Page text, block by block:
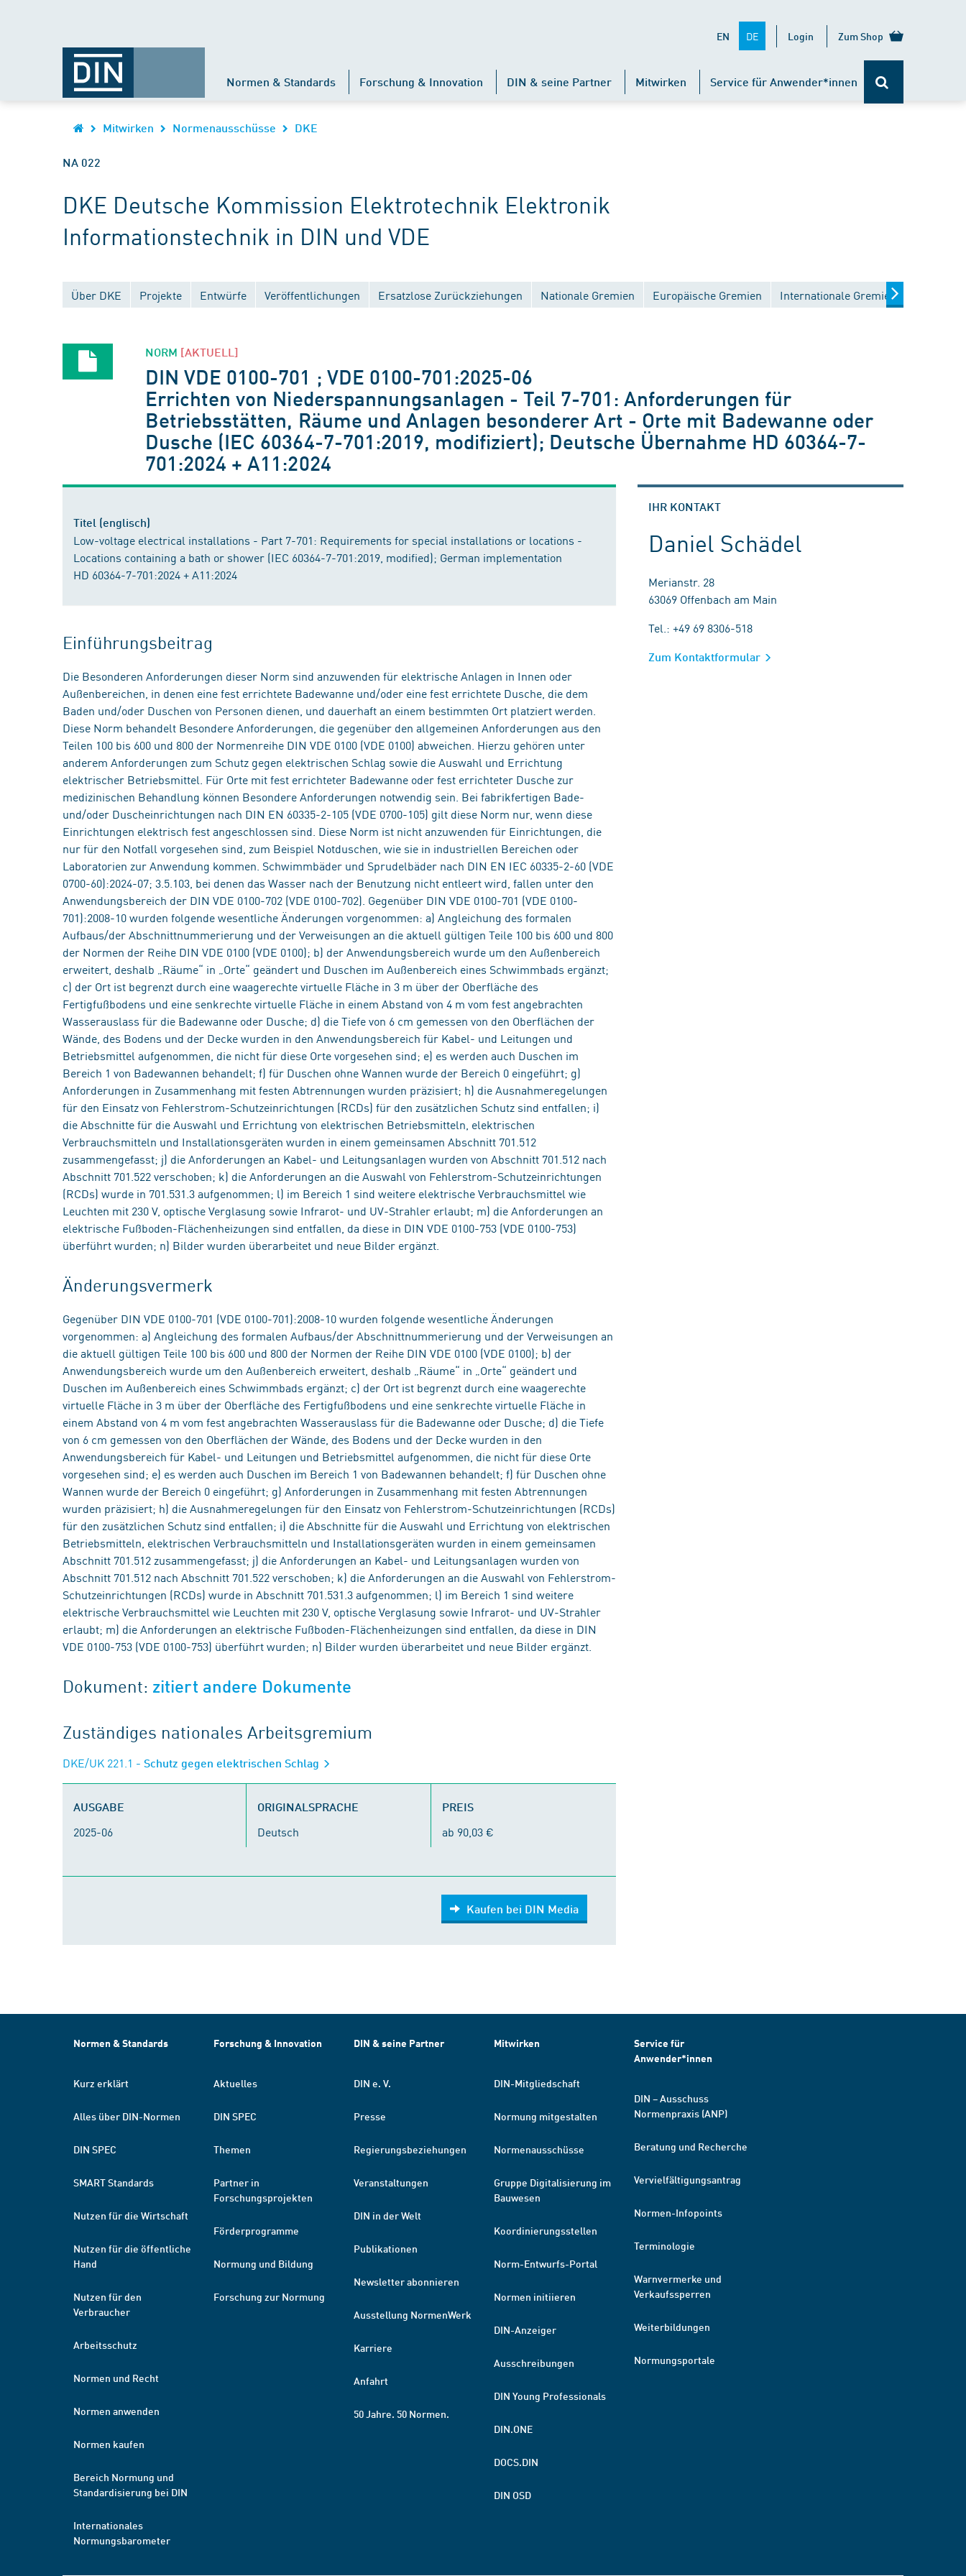
EN DE Login Zum Shop
Normen & Standards Forschung & Innovation DIN & seine Partner Mitwirken Service für Anwender*innen
Mitwirken Normenausschüsse DKE
NA 022
DKE Deutsche Kommission Elektrotechnik Elektronik
Informationstechnik in DIN und VDE
Über DKE Projekte Entwürfe Veröffentlichungen Ersatzlose Zurückziehungen Nationale Gremien Europäische Gremien Internationale Gremien
NORM [AKTUELL]
DIN VDE 0100-701 ; VDE 0100-701:2025-06
Errichten von Niederspannungsanlagen - Teil 7-701: Anforderungen für
Betriebsstätten, Räume und Anlagen besonderer Art - Orte mit Badewanne oder
Dusche (IEC 60364-7-701:2019, modifiziert); Deutsche Übernahme HD 60364-7-
701:2024 + A11:2024
Titel (englisch)
Low-voltage electrical installations - Part 7-701: Requirements for special installations or locations -
Locations containing a bath or shower (IEC 60364-7-701:2019, modified); German implementation
HD 60364-7-701:2024 + A11:2024
Einführungsbeitrag
Die Besonderen Anforderungen dieser Norm sind anzuwenden für elektrische Anlagen in Innen oder
Außenbereichen, in denen eine fest errichtete Badewanne und/oder eine fest errichtete Dusche, die dem
Baden und/oder Duschen von Personen dienen, und dauerhaft an einem bestimmten Ort platziert werden.
Diese Norm behandelt Besondere Anforderungen, die gegenüber den allgemeinen Anforderungen aus den
Teilen 100 bis 600 und 800 der Normenreihe DIN VDE 0100 (VDE 0100) abweichen. Hierzu gehören unter
anderem Anforderungen zum Schutz gegen elektrischen Schlag sowie die Auswahl und Errichtung
elektrischer Betriebsmittel. Für Orte mit fest errichteter Badewanne oder fest errichteter Dusche zur
medizinischen Behandlung können Besondere Anforderungen notwendig sein. Bei fabrikfertigen Bade-
und/oder Duscheinrichtungen nach DIN EN 60335-2-105 (VDE 0700-105) gilt diese Norm nur, wenn diese
Einrichtungen elektrisch fest angeschlossen sind. Diese Norm ist nicht anzuwenden für Einrichtungen, die
nur für den Notfall vorgesehen sind, zum Beispiel Notduschen, wie sie in industriellen Bereichen oder
Laboratorien zur Anwendung kommen. Schwimmbäder und Sprudelbäder nach DIN EN IEC 60335-2-60 (VDE
0700-60):2024-07; 3.5.103, bei denen das Wasser nach der Benutzung nicht entleert wird, fallen unter den
Anwendungsbereich der DIN VDE 0100-702 (VDE 0100-702). Gegenüber DIN VDE 0100-701 (VDE 0100-
701):2008-10 wurden folgende wesentliche Änderungen vorgenommen: a) Angleichung des formalen
Aufbaus/der Abschnittnummerierung und der Verweisungen an die aktuell gültigen Teile 100 bis 600 und 800
der Normen der Reihe DIN VDE 0100 (VDE 0100); b) der Anwendungsbereich wurde um den Außenbereich
erweitert, deshalb „Räume“ in „Orte“ geändert und Duschen im Außenbereich eines Schwimmbads ergänzt;
c) der Ort ist begrenzt durch eine waagerechte virtuelle Fläche in 3 m über der Oberfläche des
Fertigfußbodens und eine senkrechte virtuelle Fläche in einem Abstand von 4 m vom fest angebrachten
Wasserauslass für die Badewanne oder Dusche; d) die Tiefe von 6 cm gemessen von den Oberflächen der
Wände, des Bodens und der Decke wurden in den Anwendungsbereich für Kabel- und Leitungen und
Betriebsmittel aufgenommen, die nicht für diese Orte vorgesehen sind; e) es werden auch Duschen im
Bereich 1 von Badewannen behandelt; f) für Duschen ohne Wannen wurde der Bereich 0 eingeführt; g)
Anforderungen in Zusammenhang mit festen Abtrennungen wurden präzisiert; h) die Ausnahmeregelungen
für den Einsatz von Fehlerstrom-Schutzeinrichtungen (RCDs) für den zusätzlichen Schutz sind entfallen; i)
die Abschnitte für die Auswahl und Errichtung von elektrischen Betriebsmitteln, elektrischen
Verbrauchsmitteln und Installationsgeräten wurden in einem gemeinsamen Abschnitt 701.512
zusammengefasst; j) die Anforderungen an Kabel- und Leitungsanlagen wurden von Abschnitt 701.512 nach
Abschnitt 701.522 verschoben; k) die Anforderungen an die Auswahl von Fehlerstrom-Schutzeinrichtungen
(RCDs) wurde in 701.531.3 aufgenommen; l) im Bereich 1 sind weitere elektrische Verbrauchsmittel wie
Leuchten mit 230 V, optische Verglasung sowie Infrarot- und UV-Strahler erlaubt; m) die Anforderungen an
elektrische Fußboden-Flächenheizungen sind entfallen, da diese in DIN VDE 0100-753 (VDE 0100-753)
überführt wurden; n) Bilder wurden überarbeitet und neue Bilder ergänzt.
Änderungsvermerk
Gegenüber DIN VDE 0100-701 (VDE 0100-701):2008-10 wurden folgende wesentliche Änderungen
vorgenommen: a) Angleichung des formalen Aufbaus/der Abschnittnummerierung und der Verweisungen an
die aktuell gültigen Teile 100 bis 600 und 800 der Normen der Reihe DIN VDE 0100 (VDE 0100); b) der
Anwendungsbereich wurde um den Außenbereich erweitert, deshalb „Räume“ in „Orte“ geändert und
Duschen im Außenbereich eines Schwimmbads ergänzt; c) der Ort ist begrenzt durch eine waagerechte
virtuelle Fläche in 3 m über der Oberfläche des Fertigfußbodens und eine senkrechte virtuelle Fläche in
einem Abstand von 4 m vom fest angebrachten Wasserauslass für die Badewanne oder Dusche; d) die Tiefe
von 6 cm gemessen von den Oberflächen der Wände, des Bodens und der Decke wurden in den
Anwendungsbereich für Kabel- und Leitungen und Betriebsmittel aufgenommen, die nicht für diese Orte
vorgesehen sind; e) es werden auch Duschen im Bereich 1 von Badewannen behandelt; f) für Duschen ohne
Wannen wurde der Bereich 0 eingeführt; g) Anforderungen in Zusammenhang mit festen Abtrennungen
wurden präzisiert; h) die Ausnahmeregelungen für den Einsatz von Fehlerstrom-Schutzeinrichtungen (RCDs)
für den zusätzlichen Schutz sind entfallen; i) die Abschnitte für die Auswahl und Errichtung von elektrischen
Betriebsmitteln, elektrischen Verbrauchsmitteln und Installationsgeräten wurden in einem gemeinsamen
Abschnitt 701.512 zusammengefasst; j) die Anforderungen an Kabel- und Leitungsanlagen wurden von
Abschnitt 701.512 nach Abschnitt 701.522 verschoben; k) die Anforderungen an die Auswahl von Fehlerstrom-
Schutzeinrichtungen (RCDs) wurde in Abschnitt 701.531.3 aufgenommen; l) im Bereich 1 sind weitere
elektrische Verbrauchsmittel wie Leuchten mit 230 V, optische Verglasung sowie Infrarot- und UV-Strahler
erlaubt; m) die Anforderungen an elektrische Fußboden-Flächenheizungen sind entfallen, da diese in DIN
VDE 0100-753 (VDE 0100-753) überführt wurden; n) Bilder wurden überarbeitet und neue Bilder ergänzt.
Dokument: zitiert andere Dokumente
Zuständiges nationales Arbeitsgremium
DKE/UK 221.1 - Schutz gegen elektrischen Schlag
AUSGABE
2025-06
ORIGINALSPRACHE
Deutsch
PREIS
ab 90,03 €
Kaufen bei DIN Media
IHR KONTAKT
Daniel Schädel
Merianstr. 28
63069 Offenbach am Main
Tel.: +49 69 8306-518
Zum Kontaktformular
Normen & Standards
Kurz erklärt
Alles über DIN-Normen
DIN SPEC
SMART Standards
Nutzen für die Wirtschaft
Nutzen für die öffentliche
Hand
Nutzen für den
Verbraucher
Arbeitsschutz
Normen und Recht
Normen anwenden
Normen kaufen
Bereich Normung und
Standardisierung bei DIN
Internationales
Normungsbarometer
Forschung & Innovation
Aktuelles
DIN SPEC
Themen
Partner in
Forschungsprojekten
Förderprogramme
Normung und Bildung
Forschung zur Normung
DIN & seine Partner
DIN e. V.
Presse
Regierungsbeziehungen
Veranstaltungen
DIN in der Welt
Publikationen
Newsletter abonnieren
Ausstellung NormenWerk
Karriere
Anfahrt
50 Jahre. 50 Normen.
Mitwirken
DIN-Mitgliedschaft
Normung mitgestalten
Normenausschüsse
Gruppe Digitalisierung im
Bauwesen
Koordinierungsstellen
Norm-Entwurfs-Portal
Normen initiieren
DIN-Anzeiger
Ausschreibungen
DIN Young Professionals
DIN.ONE
DOCS.DIN
DIN OSD
Service für
Anwender*innen
DIN – Ausschuss
Normenpraxis (ANP)
Beratung und Recherche
Vervielfältigungsantrag
Normen-Infopoints
Terminologie
Warnvermerke und
Verkaufssperren
Weiterbildungen
Normungsportale